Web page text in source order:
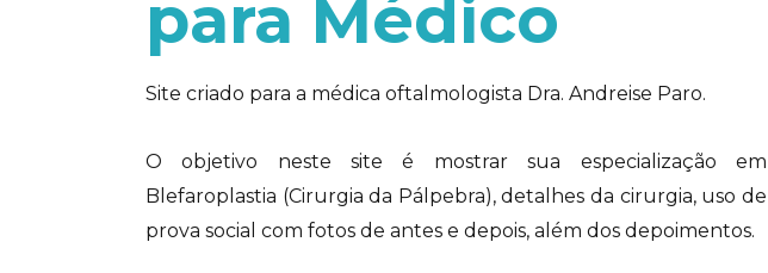
para Médico
Site criado para a médica oftalmologista Dra. Andreise Paro.
O objetivo neste site é mostrar sua especialização em
Blefaroplastia (Cirurgia da Pálpebra), detalhes da cirurgia, uso de
prova social com fotos de antes e depois, além dos depoimentos.